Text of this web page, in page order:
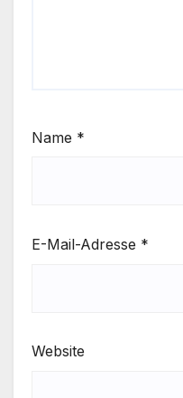
Name *
E-Mail-Adresse *
Website